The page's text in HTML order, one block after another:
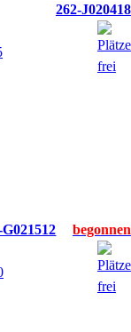
262-J020418
G021512